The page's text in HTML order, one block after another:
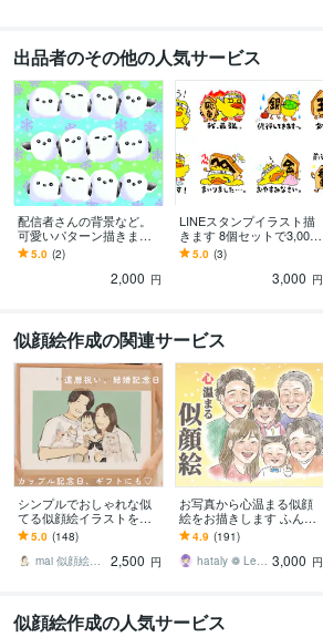
出品者のその他の人気サービス
配信者さんの背景など。
可愛いパターン描きます
配信中の背景やグッズな
どにご利用ください♪
5.0 (2)
2,000 円
LINEスタンプイラスト描
きます 8個セットで3,000
円から♪（動くスタンプは
追加料金あり）
5.0 (3)
3,000 円
似顔絵作成の関連サービス
シンプルでおしゃれな似
てる似顔絵イラストを描
きます 両親贈呈品/カップ
ル、結婚記念日/還暦祝/ギ
フト♡大人数OK
5.0 (148)
mai 似顔絵イラスト
2,500 円
お写真から心温まる似顔
絵をお描きします ふんわ
り優しい色鉛筆タッチ♡
大切な日に心に残る贈り
物
4.9 (191)
hataly ❁ Lee／ enme 3,000 円
似顔絵作成の人気サービス